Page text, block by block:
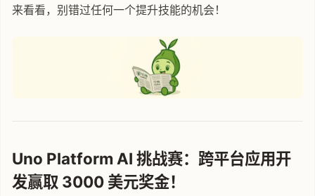
来看看，别错过任何一个提升技能的机会！
Uno Platform AI 挑战赛：跨平台应用开
发赢取 3000 美元奖金！